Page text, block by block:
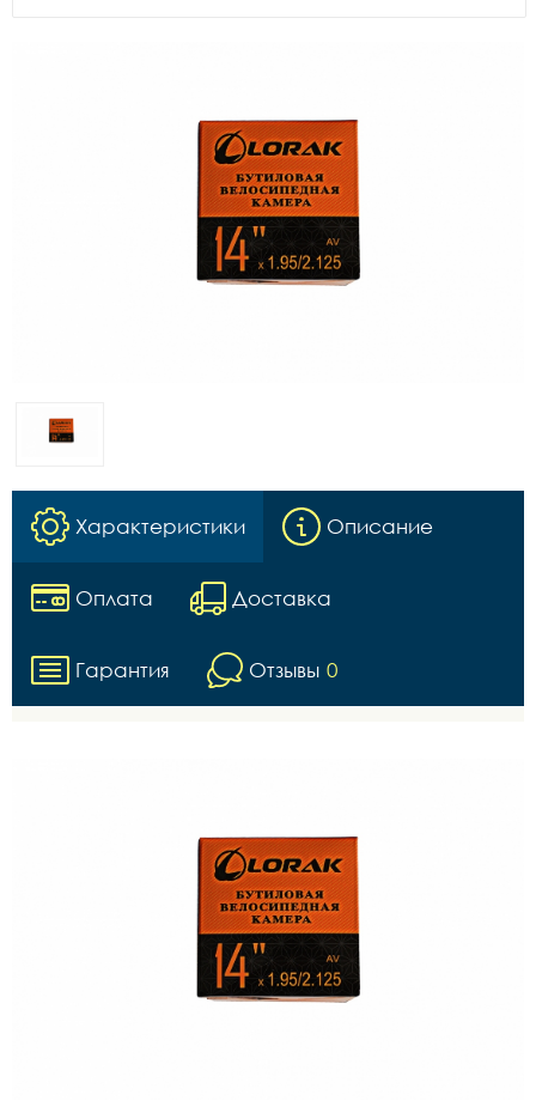
Характеристики Описание
Оплата Доставка
Гарантия Отзывы 0